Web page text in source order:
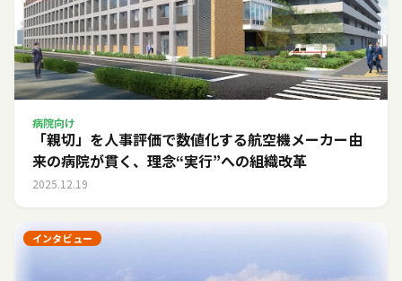
病院向け
「親切」を人事評価で数値化する――航空機メーカー由
来の病院が貫く、理念“実行”への組織改革
2025.12.19
インタビュー